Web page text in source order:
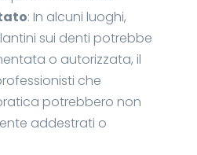
: In alcuni luoghi,
sui denti potrebbe
o autorizzata, il
che
potrebbero non
addestrati o